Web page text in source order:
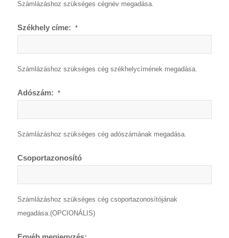
Számlázáshoz szükséges cégnév megadása.
Székhely címe: *
Számlázáshoz szükséges cég székhelycímének megadása.
Adószám: *
Számlázáshoz szükséges cég adószámának megadása.
Csoportazonosító
Számlázáshoz szükséges cég csoportazonosítójának
megadása.(OPCIONÁLIS)